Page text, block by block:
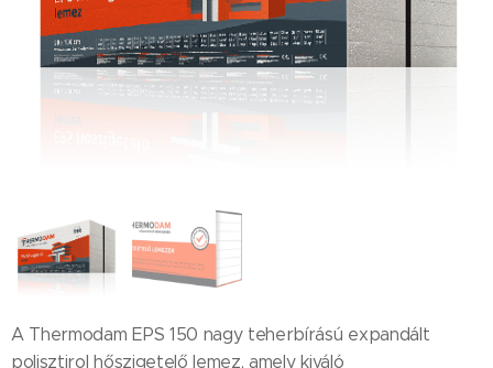
A Thermodam EPS 150 nagy teherbírású expandált
polisztirol hőszigetelő lemez, amely kiváló